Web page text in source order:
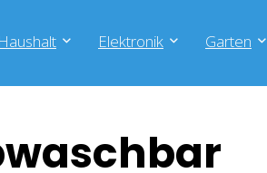
Haushalt Elektronik Garten